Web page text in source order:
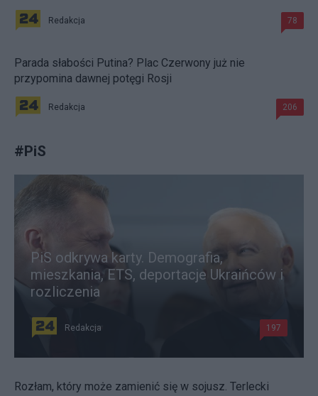
Redakcja 78
Parada słabości Putina? Plac Czerwony już nie
przypomina dawnej potęgi Rosji
Redakcja 206
#PiS
PiS odkrywa karty. Demografia,
mieszkania, ETS, deportacje Ukraińców i
rozliczenia
Redakcja 197
Rozłam, który może zamienić się w sojusz. Terlecki